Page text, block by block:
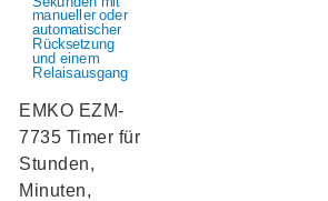
EMKO EZM-
7735 Timer für
Stunden,
Minuten,